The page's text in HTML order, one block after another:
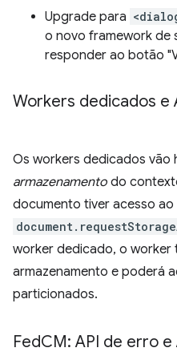
Upgrade para
o novo framework de
responder ao botão
Workers dedicados e
Os workers dedicados vão
armazenamento do
documento tiver acesso
worker dedicado, o worker
armazenamento e poderá
particionados.
FedCM: API de erro e